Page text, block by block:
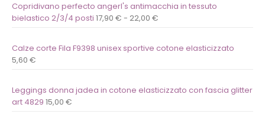
Copridivano perfecto angerl's antimacchia in tessuto
bielastico 2/3/4 posti 17,90 € - 22,00 €
Calze corte Fila F9398 unisex sportive cotone elasticizzato
5,60 €
Leggings donna jadea in cotone elasticizzato con fascia glitter
art 4829 15,00 €